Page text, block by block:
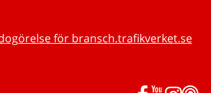
för bransch.trafikverket.se